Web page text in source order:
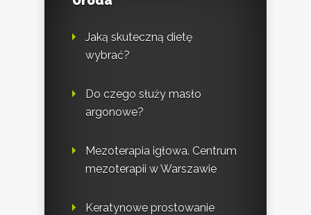
Jaką skuteczną dietę
wybrać?
Do czego służy masło
argonowe?
Mezoterapia igłowa. Centrum
mezoterapii w Warszawie
Keratynowe prostowanie